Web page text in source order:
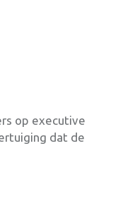
op executive
dat de